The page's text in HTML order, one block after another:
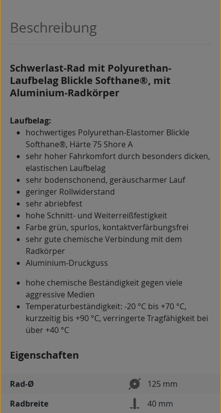
Beschreibung
Schwerlast-Rad mit Polyurethan-
Laufbelag Blickle Softhane®, mit
Aluminium-Radkörper
Laufbelag:
hochwertiges Polyurethan-Elastomer Blickle
Softhane®, Härte 75 Shore A
sehr hoher Fahrkomfort durch besonders dicken,
elastischen Laufbelag
sehr bodenschonend, geräuscharmer Lauf
geringer Rollwiderstand
sehr abriebfest
hohe Schnitt- und Weiterreißfestigkeit
Farbe grün, spurlos, kontaktverfärbungsfrei
sehr gute chemische Verbindung mit dem
Radkörper
Aluminium-Druckguss
hohe chemische Beständigkeit gegen viele
aggressive Medien
Temperaturbeständigkeit: -20 °C bis +70 °C,
kurzzeitig bis +90 °C, verringerte Tragfähigkeit bei
über +40 °C
Eigenschaften
Rad-Ø
125 mm
Radbreite
40 mm